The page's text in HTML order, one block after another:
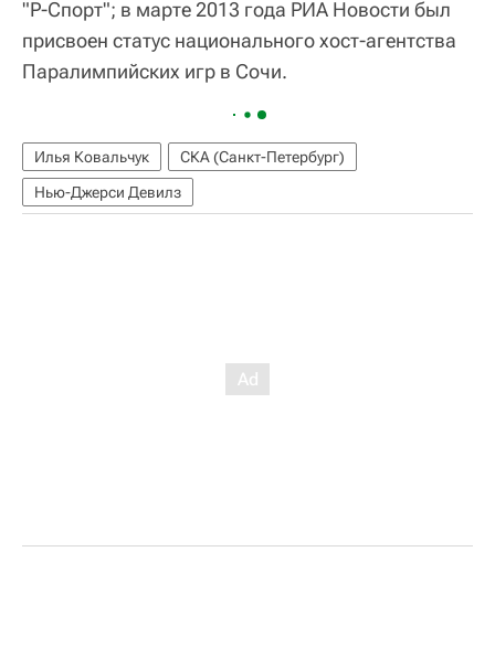
"Р-Спорт"; в марте 2013 года РИА Новости был
присвоен статус национального хост-агентства
Паралимпийских игр в Сочи.
Илья Ковальчук
СКА (Санкт-Петербург)
Нью-Джерси Девилз